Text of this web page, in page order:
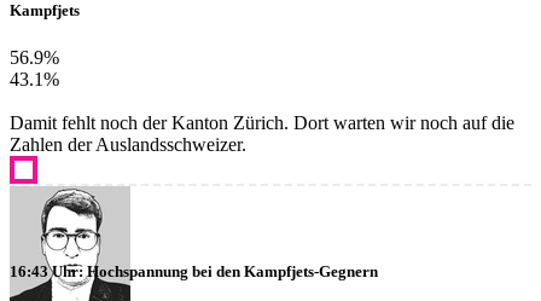
Kampfjets
56.9%
43.1%
Damit fehlt noch der Kanton Zürich. Dort warten wir noch auf die
Zahlen der Auslandsschweizer.
16:43 Uhr: Hochspannung bei den Kampfjets-Gegnern